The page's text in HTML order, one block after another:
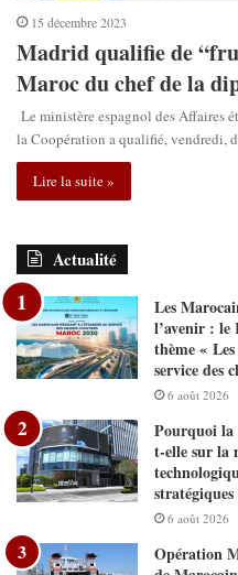
15 décembre 2023
Madrid qualifie de
Maroc du chef de la
Le ministère espagnol des Affaires
la Coopération a qualifié, vendredi,
Lire la suite »
Actualité
Les
l’avenir : le
thème «
service des
6 août 2026
Pourquoi la
t-elle sur la
stratégiques
6 août 2026
Opération